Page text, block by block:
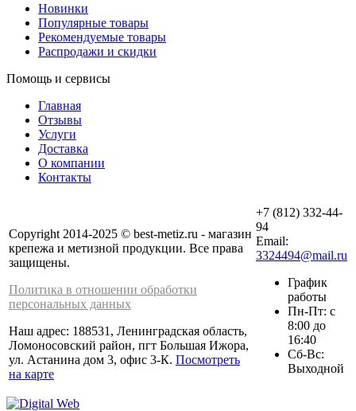
Новинки
Популярные товары
Рекомендуемые товары
Распродажи и скидки
Помощь и сервисы
Главная
Отзывы
Услуги
Доставка
О компании
Контакты
Copyright 2014-2025 © best-metiz.ru - магазин
крепежа и метизной продукции. Все права
защищены.
Политика в отношении обработки
персональных данных
Наш адрес: 188531, Ленинградская область,
Ломоносовский район, пгт Большая Ижора,
ул. Астанина дом 3, офис 3-К. Посмотреть
на карте
+7 (812) 332-44-
94
Email:
3324494@mail.ru
График
работы
Пн-Пт: с
8:00 до
16:40
Сб-Вс:
Выходной